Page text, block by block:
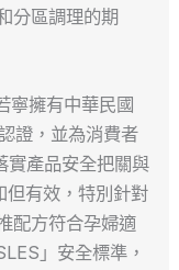
分區調理的期
寧擁有中華民國
證，並為消費者
實產品安全把關與
有效，特別針對
配方符合孕婦適
」安全標準，